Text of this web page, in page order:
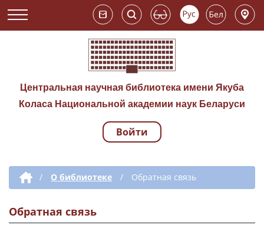
Центральная научная библиотека имени Якуба
Коласа Национальной академии наук Беларуси
Навигация по
Войти
Дополнительная навигация
/ О библиотеке / Обратная связь
Обратная связь